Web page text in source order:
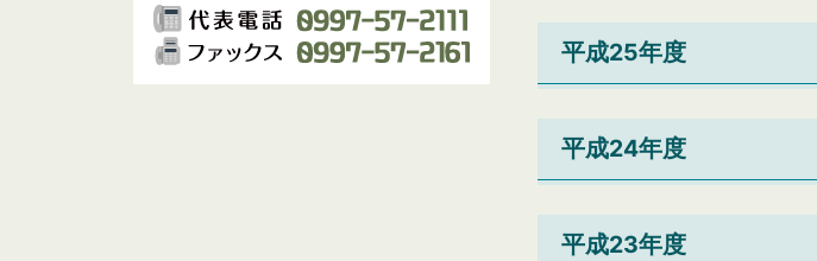
平成25年度
平成24年度
平成23年度